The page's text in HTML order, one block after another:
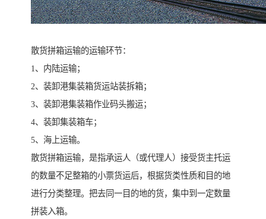
散货拼箱运输的运输环节：
1、内陆运输；
2、装卸港集装箱货运站装拆箱；
3、装卸港集装箱作业码头搬运；
4、装卸集装箱车；
5、海上运输。
散货拼箱运输，是指承运人（或代理人）接受货主托运
的数量不足整箱的小票货运后，根据货类性质和目的地
进行分类整理。把去同一目的地的货，集中到一定数量
拼装入箱。